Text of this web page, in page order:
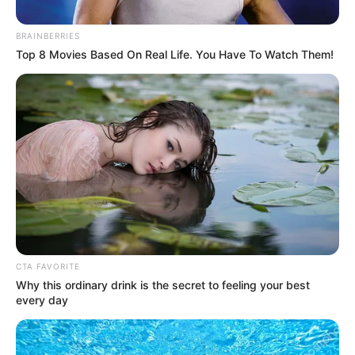
RCN Radio Medellín
Deslizamiento - Atención - Villatina
Por:Verónica Gómez Perea
Mayo 22, 2025
BRAINBERRIES
Top 8 Movies Based On Real Life. You Have To Watch Them!
CTA FAVORITE
Why this ordinary drink is the secret to feeling your best
every day